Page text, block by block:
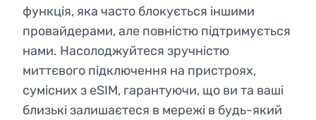
функція, яка часто блокується іншими
провайдерами, але повністю підтримується
нами. Насолоджуйтеся зручністю
миттєвого підключення на пристроях,
сумісних з eSIM, гарантуючи, що ви та ваші
близькі залишаєтеся в мережі в будь-який